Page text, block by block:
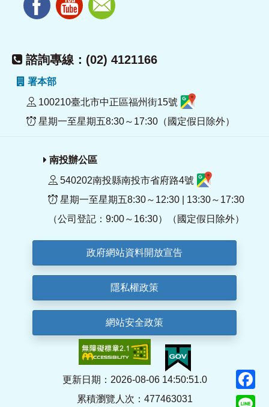
諮詢專線：(02) 4121166
署本部
100210臺北市中正區福州街15號
星期一至星期五8:30～17:30（國定假日除外）
南投辦公區
540202南投縣南投市省府路4號
星期一至星期五8:30～12:30 | 13:30～17:30
（公司登記：9:00～16:30）（國定假日除外）
政府網站資料開放宣告
隱私權政策
網站安全政策
更新日期：2026-08-06 14:50:51.0
累積瀏覽人次：477463031